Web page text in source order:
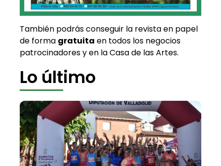
También podrás conseguir la revista en papel
de forma gratuita en todos los negocios
patrocinadores y en la Casa de las Artes.
Lo último